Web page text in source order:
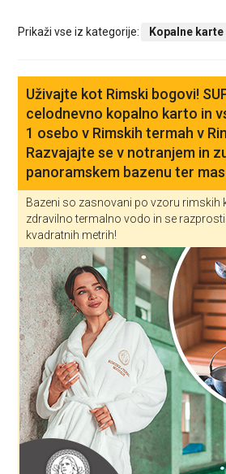
Prikaži vse iz kategorije: Kopalne karte
Uživajte kot Rimski bogovi!
celodnevno kopalno karto in
1 osebo v Rimskih termah v
Razvajajte se v notranjem in
panoramskem bazenu ter
Bazeni so zasnovani po vzoru rimskih
zdravilno termalno vodo in se
kvadratnih metrih!